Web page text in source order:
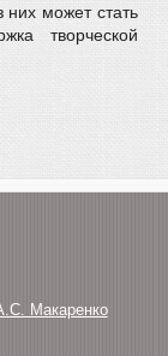
них может стать
творческой
Макаренко